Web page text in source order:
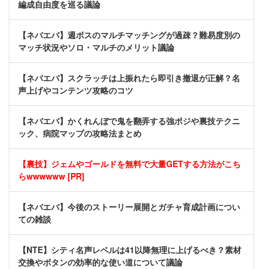
編成自由度を巡る議論
【ネバエバ】週ボスのマルチマッチングが過疎？難易度別の
マッチ状況やソロ・マルチのメリット議論
【ネバエバ】スクラッチは上振れたら即引き撤退が正解？名
声上げやコンテンツ攻略のコツ
【ネバエバ】かくれんぼで鬼を翻弄する強ポジや裏技テクニ
ック、病院マップの攻略法まとめ
【裏技】ジェムやゴールドを無料で大量GETする方法がこち
らwwwwww [PR]
【ネバエバ】今後のストーリー展開とガチャ育成計画につい
ての雑談
【NTE】シティ名声レベルは41以降無理に上げるべき？素材
交換やボタンの効率的な使い道について議論